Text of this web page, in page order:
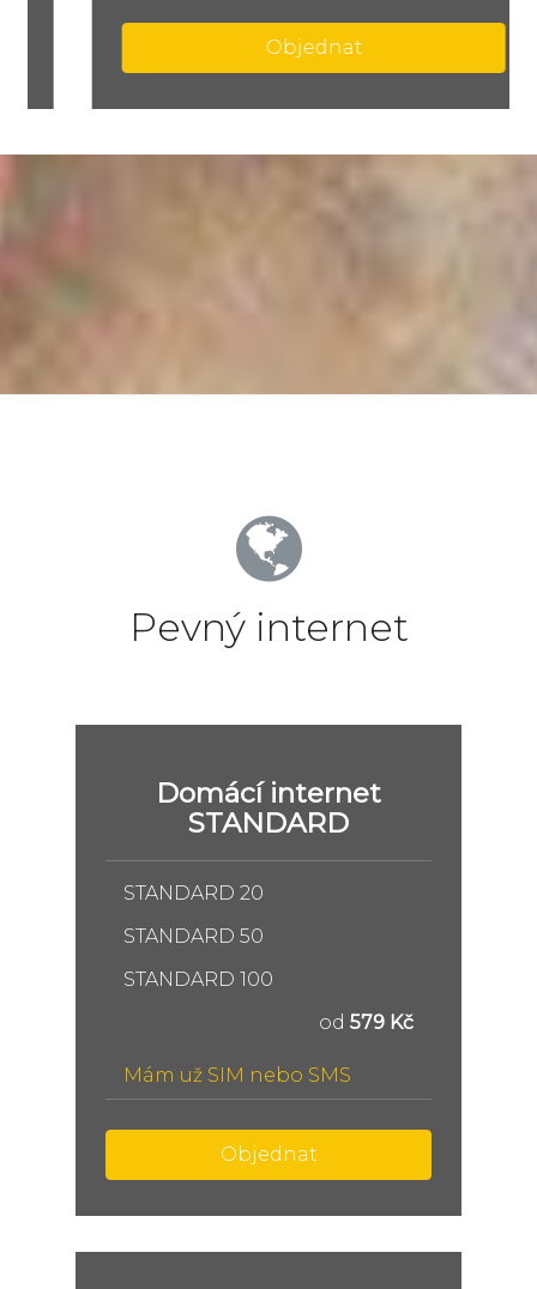
Objednat
Pevný internet
Domácí internet
STANDARD
STANDARD 20
STANDARD 50
STANDARD 100
od 579 Kč
Mám už SIM nebo SMS
Objednat